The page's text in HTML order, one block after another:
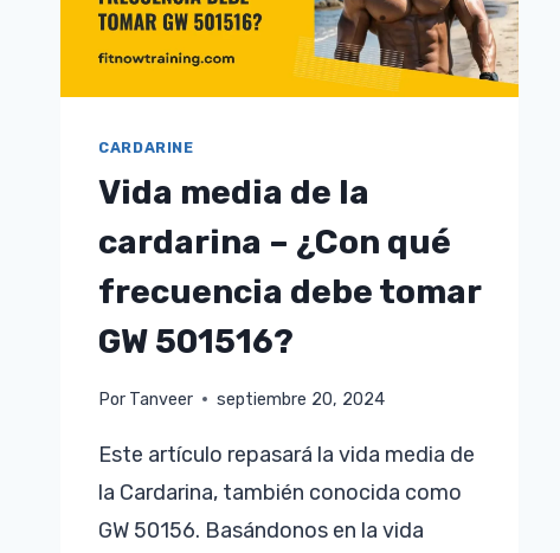
CARDARINE
Vida media de la
cardarina – ¿Con qué
frecuencia debe tomar
GW 501516?
Por Tanveer septiembre 20, 2024
Este artículo repasará la vida media de
la Cardarina, también conocida como
GW 50156. Basándonos en la vida